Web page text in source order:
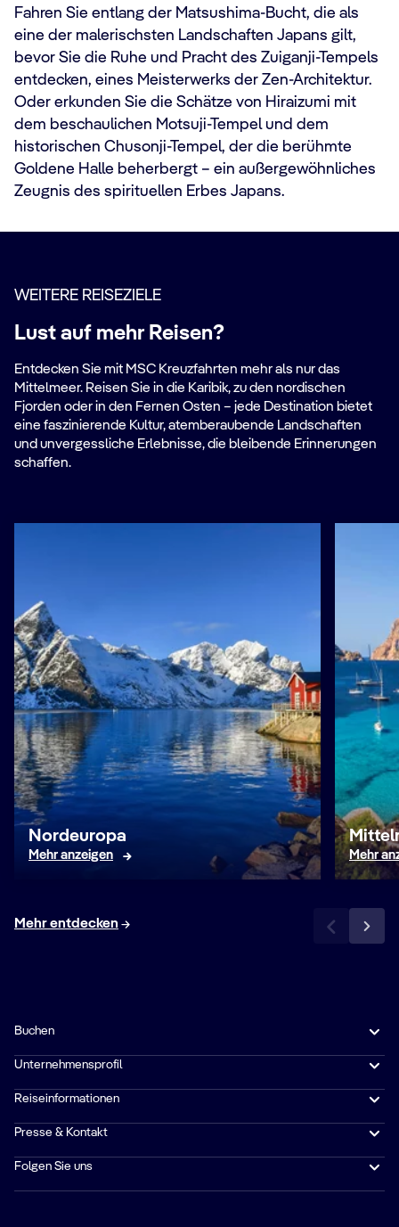
Fahren Sie entlang der Matsushima-Bucht, die als
eine der malerischsten Landschaften Japans gilt,
bevor Sie die Ruhe und Pracht des Zuiganji-Tempels
entdecken, eines Meisterwerks der Zen-Architektur.
Oder erkunden Sie die Schätze von Hiraizumi mit
dem beschaulichen Motsuji-Tempel und dem
historischen Chusonji-Tempel, der die berühmte
Goldene Halle beherbergt – ein außergewöhnliches
Zeugnis des spirituellen Erbes Japans.
WEITERE REISEZIELE
Lust auf mehr Reisen?
Entdecken Sie mit MSC Kreuzfahrten mehr als nur das
Mittelmeer. Reisen Sie in die Karibik, zu den nordischen
Fjorden oder in den Fernen Osten – jede Destination bietet
eine faszinierende Kultur, atemberaubende Landschaften
und unvergessliche Erlebnisse, die bleibende Erinnerungen
schaffen.
Nordeuropa
Mehr anzeigen Mehr
Mehr entdecken
Buchen
Unternehmensprofil
Reiseinformationen
Presse & Kontakt
Folgen Sie uns